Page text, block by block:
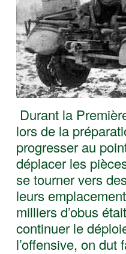
Durant la
lors de la
progresser au
déplacer les
se tourner vers
leurs
milliers d’obus
continuer le
l’offensive, on